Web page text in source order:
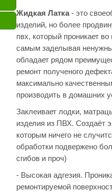
Жидкая Латка- это
изделий, но более
пвх, который проникает
самым заделывая
обладает рядом
ремонт полученого
максимально
производить в домашних
Заклеивает лодки,
изделия из ПВХ. Создаёт
которым ничего не
обработки подвержено
сгибов и проч)
- Высокая адгезия.
ремонтируемой